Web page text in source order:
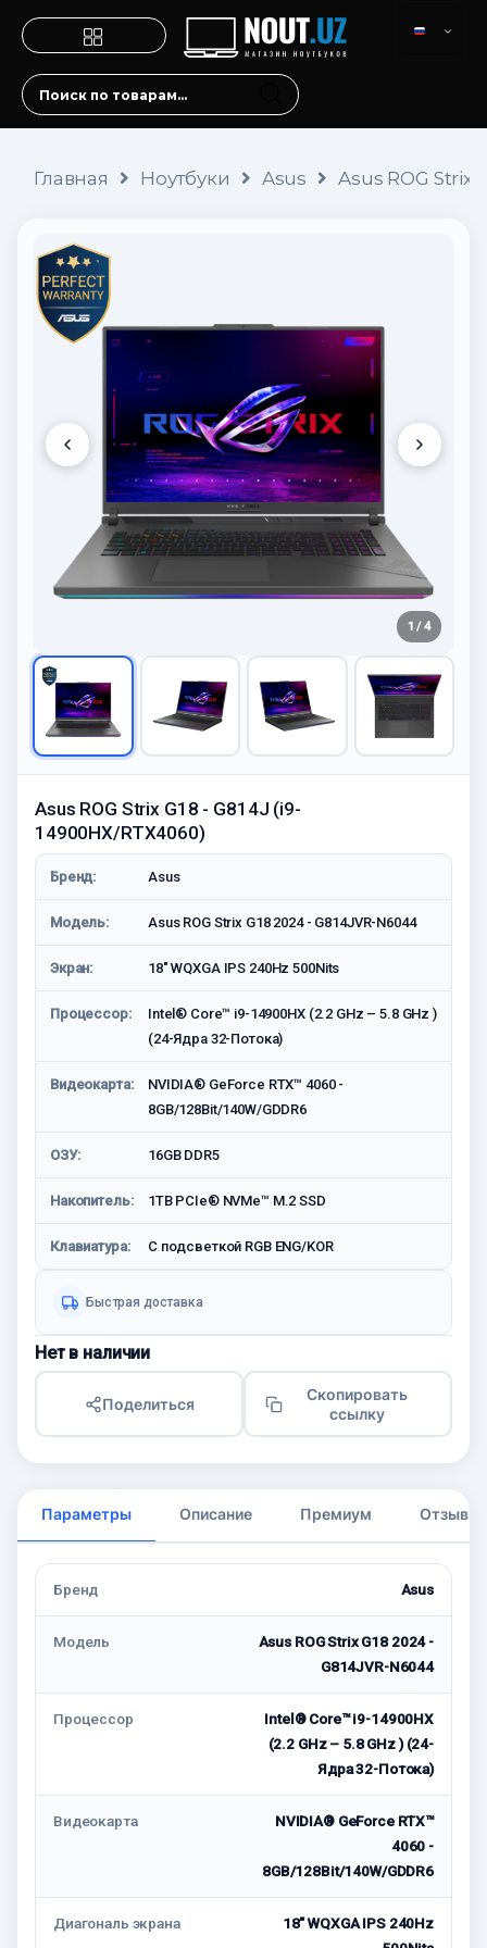
Главная Ноутбуки Asus Asus ROG Strix
1 / 4
Asus ROG Strix G18 - G814J (i9-
14900HX/RTX4060)
Бренд: Asus
Модель: Asus ROG Strix G18 2024 - G814JVR-N6044
Экран: 18" WQXGA IPS 240Hz 500Nits
Процессор:
Intel® Core™ i9-14900HX (2.2 GHz – 5.8 GHz )
(24-Ядра 32-Потока)
Видеокарта:
NVIDIA® GeForce RTX™ 4060 -
8GB/128Bit/140W/GDDR6
ОЗУ: 16GB DDR5
Накопитель: 1TB PCIe® NVMe™ M.2 SSD
Клавиатура: С подсветкой RGB ENG/KOR
Быстрая доставка
Нет в наличии
Поделиться
Скопировать
ссылку
Параметры Описание Премиум Отзывы
Бренд Asus
Модель
Asus ROG Strix G18 2024 -
G814JVR-N6044
Процессор
Intel® Core™ i9-14900HX
(2.2 GHz – 5.8 GHz ) (24-
Ядра 32-Потока)
Видеокарта
NVIDIA® GeForce RTX™
4060 -
8GB/128Bit/140W/GDDR6
Диагональ экрана
18" WQXGA IPS 240Hz